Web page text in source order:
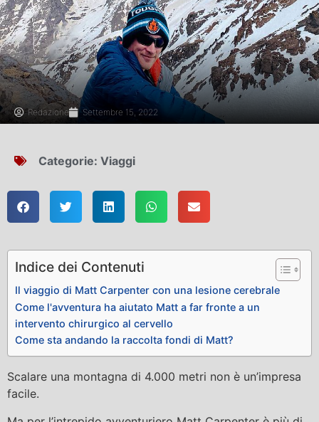
Redazione Settembre 15, 2022
Categorie: Viaggi
Indice dei Contenuti
Il viaggio di Matt Carpenter con una lesione cerebrale
Come l'avventura ha aiutato Matt a far fronte a un
intervento chirurgico al cervello
Come sta andando la raccolta fondi di Matt?
Scalare una montagna di 4.000 metri non è un’impresa
facile.